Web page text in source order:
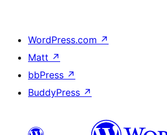
WordPress.com ↗
Matt ↗
bbPress ↗
BuddyPress ↗